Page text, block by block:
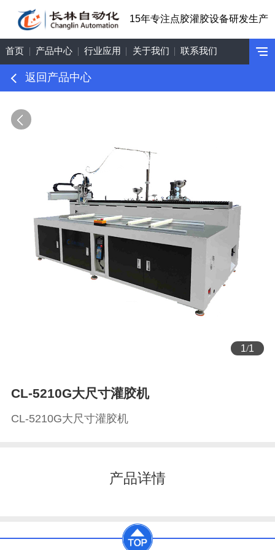
15年专注点胶灌胶设备研发生产
首页 产品中心 行业应用 关于我们 联系我们
返回产品中心
1/1
CL-5210G大尺寸灌胶机
CL-5210G大尺寸灌胶机
产品详情